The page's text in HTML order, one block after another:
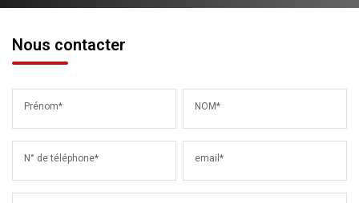
Nous contacter
Prénom* NOM*
N° de téléphone* email*